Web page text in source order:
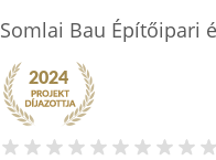
Somlai Bau Építőipari